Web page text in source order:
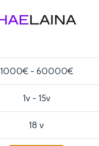
1000€ - 60000€
1v - 15v
18 v